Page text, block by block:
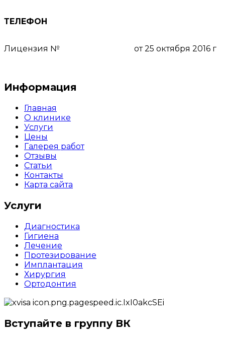
ТЕЛЕФОН
Лицензия №
от 25 октября 2016 г
Информация
Главная
О клинике
Услуги
Цены
Галерея работ
Отзывы
Статьи
Контакты
Карта сайта
Услуги
Диагностика
Гигиена
Лечение
Протезирование
Имплантация
Хирургия
Ортодонтия
Вступайте в группу ВК